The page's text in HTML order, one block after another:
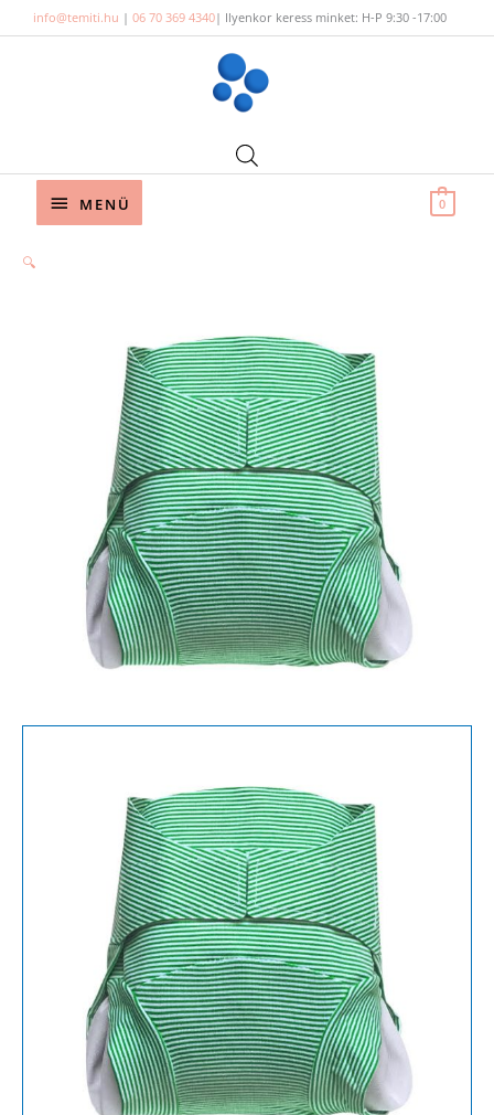
to
info@temiti.hu | 06 70 369 4340| Ilyenkor keress minket: H-P 9:30 -17:00
Below
MENÜ 0
🔍